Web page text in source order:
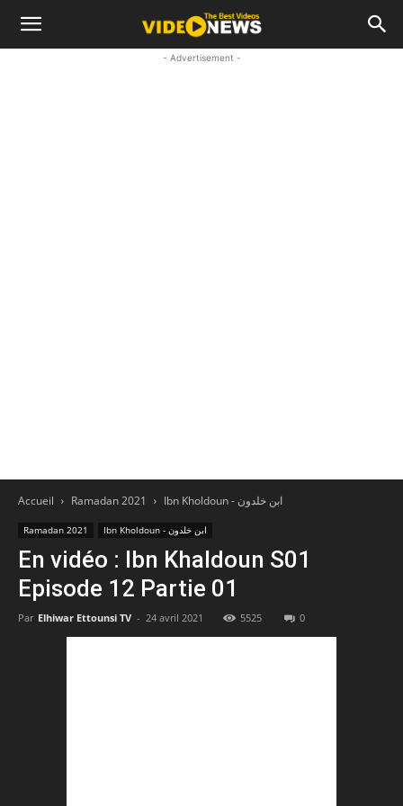
- Advertisement -
Accueil Ramadan 2021 Ibn Kholdoun - ابن خلدون
Ramadan 2021 Ibn Kholdoun - ابن خلدون
En vidéo : Ibn Khaldoun S01
Episode 12 Partie 01
Par Elhiwar Ettounsi TV - 24 avril 2021 5525 0